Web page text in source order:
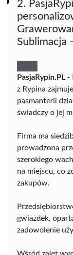
2.
Sublimacja
PasjaRypin.PL -
z Rypina
pasmanterii
świadczy o jej
Firma ma
prowadzona
szerokiego
na miejscu, co
zakupów.
gwiazdek,
zadowolenie